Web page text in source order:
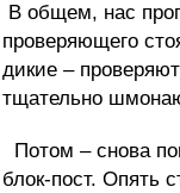
В общем, нас
проверяющего
дикие –
тщательно
Потом – снова
блок-пост. Опять